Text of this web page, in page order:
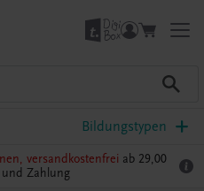
Bildungstypen
versandkostenfrei ab 29,00
und Zahlung